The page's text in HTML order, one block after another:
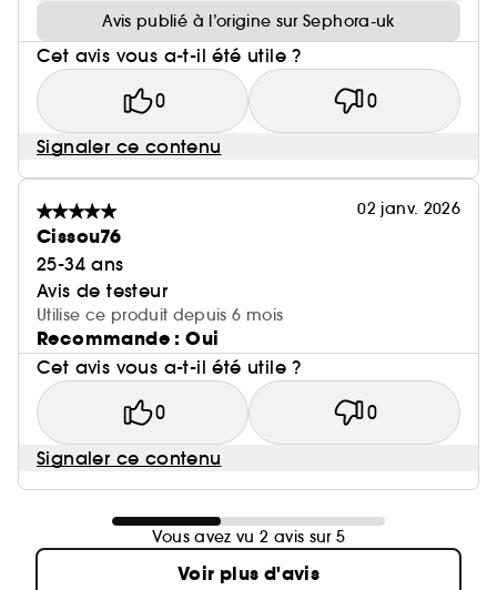
Avis publié à l’origine sur Sephora-uk
Cet avis vous a-t-il été utile ?
0 0
Signaler ce contenu
02 janv. 2026
Cissou76
25-34 ans
Avis de testeur
Utilise ce produit depuis 6 mois
Recommande : Oui
Cet avis vous a-t-il été utile ?
0 0
Signaler ce contenu
Vous avez vu 2 avis sur 5
Voir plus d'avis